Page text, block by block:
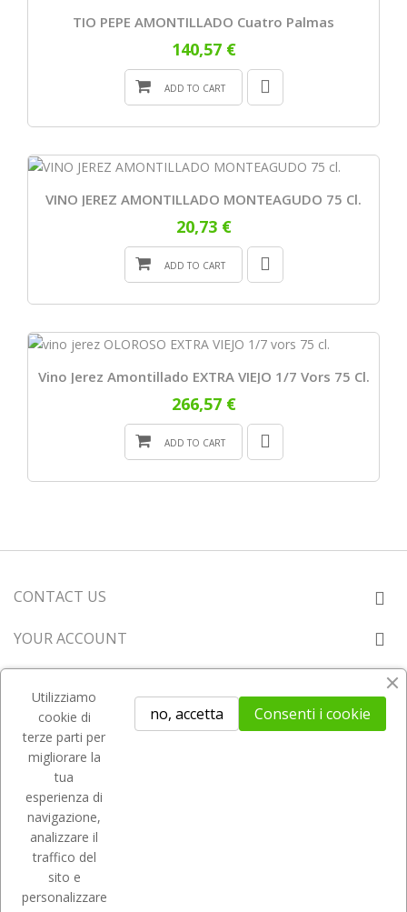
TIO PEPE AMONTILLADO Cuatro Palmas
140,57 €
ADD TO CART
VINO JEREZ AMONTILLADO MONTEAGUDO 75 Cl.
20,73 €
ADD TO CART
Vino Jerez Amontillado EXTRA VIEJO 1/7 Vors 75 Cl.
266,57 €
ADD TO CART
CONTACT US
YOUR ACCOUNT
NEWSLETTER
Sitemap
Utilizziamo
cookie di
terze parti per
migliorare la
tua
esperienza di
navigazione,
analizzare il
traffico del
sito e
personalizzare
Consenti i cookie
no, accetta